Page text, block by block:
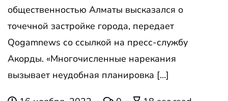
общественностью Алматы высказался о
точечной застройке города, передает
Qogamnews со ссылкой на пресс-службу
Акорды. «Многочисленные нарекания
вызывает неудобная планировка […]